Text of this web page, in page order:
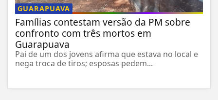
GUARAPUAVA
Famílias contestam versão da PM sobre
confronto com três mortos em
Guarapuava
Pai de um dos jovens afirma que estava no local e
nega troca de tiros; esposas pedem...